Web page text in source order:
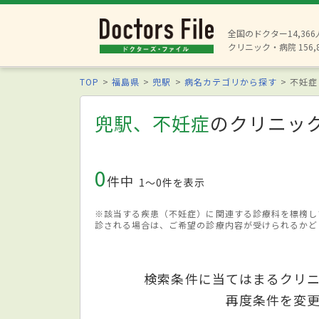
全国のドクター14,366
クリニック・病院
TOP 福島県 兜駅 病名カテゴリから探す 不妊
兜駅、不妊症のクリニッ
0件中 1〜0件を表示
※該当する疾患（不妊症）に関連する診療科を標榜
診される場合は、ご希望の診療内容が受けられるか
検索条件に当てはまるクリ
再度条件を変